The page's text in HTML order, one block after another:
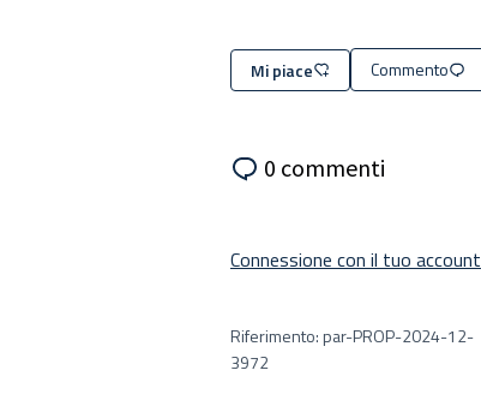
Mi piace Commento
0 commenti
Connessione con il tuo account
Riferimento: par-PROP-2024-12-
3972